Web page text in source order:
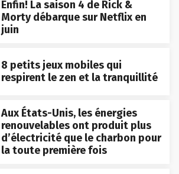
Enfin! La saison 4 de Rick &
Morty débarque sur Netflix en
juin
8 petits jeux mobiles qui
respirent le zen et la tranquillité
Aux États-Unis, les énergies
renouvelables ont produit plus
d’électricité que le charbon pour
la toute première fois